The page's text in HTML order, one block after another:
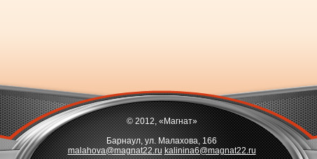
© 2012, «Магнат»
Барнаул, ул. Малахова, 166
malahova@magnat22.ru kalinina6@magnat22.ru